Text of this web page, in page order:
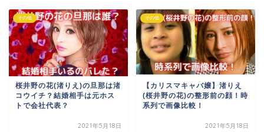
その他
桜井野の花(渚りえ)の旦那は渚
コウイチ？結婚相手は元ホス
トで会社代表？
2021年5月18日
その他
【カリスマキャバ嬢】渚りえ
(桜井野の花)の整形前の顔！時
系列で画像比較！
2021年5月18日